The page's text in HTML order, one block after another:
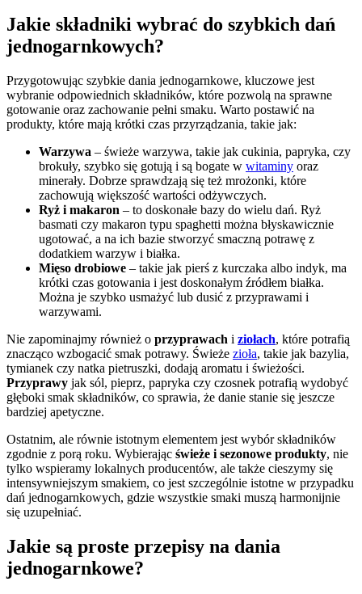
Jakie składniki wybrać do szybkich dań
jednogarnkowych?
Przygotowując szybkie dania jednogarnkowe, kluczowe jest
wybranie odpowiednich składników, które pozwolą na sprawne
gotowanie oraz zachowanie pełni smaku. Warto postawić na
produkty, które mają krótki czas przyrządzania, takie jak:
Warzywa – świeże warzywa, takie jak cukinia, papryka, czy
brokuły, szybko się gotują i są bogate w witaminy oraz
minerały. Dobrze sprawdzają się też mrożonki, które
zachowują większość wartości odżywczych.
Ryż i makaron – to doskonałe bazy do wielu dań. Ryż
basmati czy makaron typu spaghetti można błyskawicznie
ugotować, a na ich bazie stworzyć smaczną potrawę z
dodatkiem warzyw i białka.
Mięso drobiowe – takie jak pierś z kurczaka albo indyk, ma
krótki czas gotowania i jest doskonałym źródłem białka.
Można je szybko usmażyć lub dusić z przyprawami i
warzywami.
Nie zapominajmy również o przyprawach i ziołach, które potrafią
znacząco wzbogacić smak potrawy. Świeże zioła, takie jak bazylia,
tymianek czy natka pietruszki, dodają aromatu i świeżości.
Przyprawy jak sól, pieprz, papryka czy czosnek potrafią wydobyć
głęboki smak składników, co sprawia, że danie stanie się jeszcze
bardziej apetyczne.
Ostatnim, ale równie istotnym elementem jest wybór składników
zgodnie z porą roku. Wybierając świeże i sezonowe produkty, nie
tylko wspieramy lokalnych producentów, ale także cieszymy się
intensywniejszym smakiem, co jest szczególnie istotne w przypadku
dań jednogarnkowych, gdzie wszystkie smaki muszą harmonijnie
się uzupełniać.
Jakie są proste przepisy na dania
jednogarnkowe?